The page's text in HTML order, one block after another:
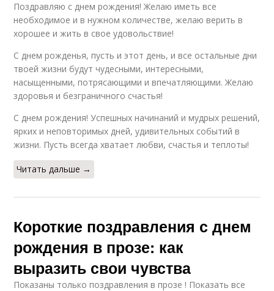
Поздравляю с днем рождения! Желаю иметь все
необходимое и в нужном количестве, желаю верить в
хорошее и жить в свое удовольствие!
С днем рожденья, пусть и этот день, и все остальные дни
твоей жизни будут чудесными, интересными,
насыщенными, потрясающими и впечатляющими. Желаю
здоровья и безграничного счастья!
С днем рождения! Успешных начинаний и мудрых решений,
ярких и неповторимых дней, удивительных событий в
жизни. Пусть всегда хватает любви, счастья и теплоты!
Читать дальше →
Короткие поздравления с днем
рождения в прозе: как
выразить свои чувства
Показаны только поздравления в прозе ! Показать все